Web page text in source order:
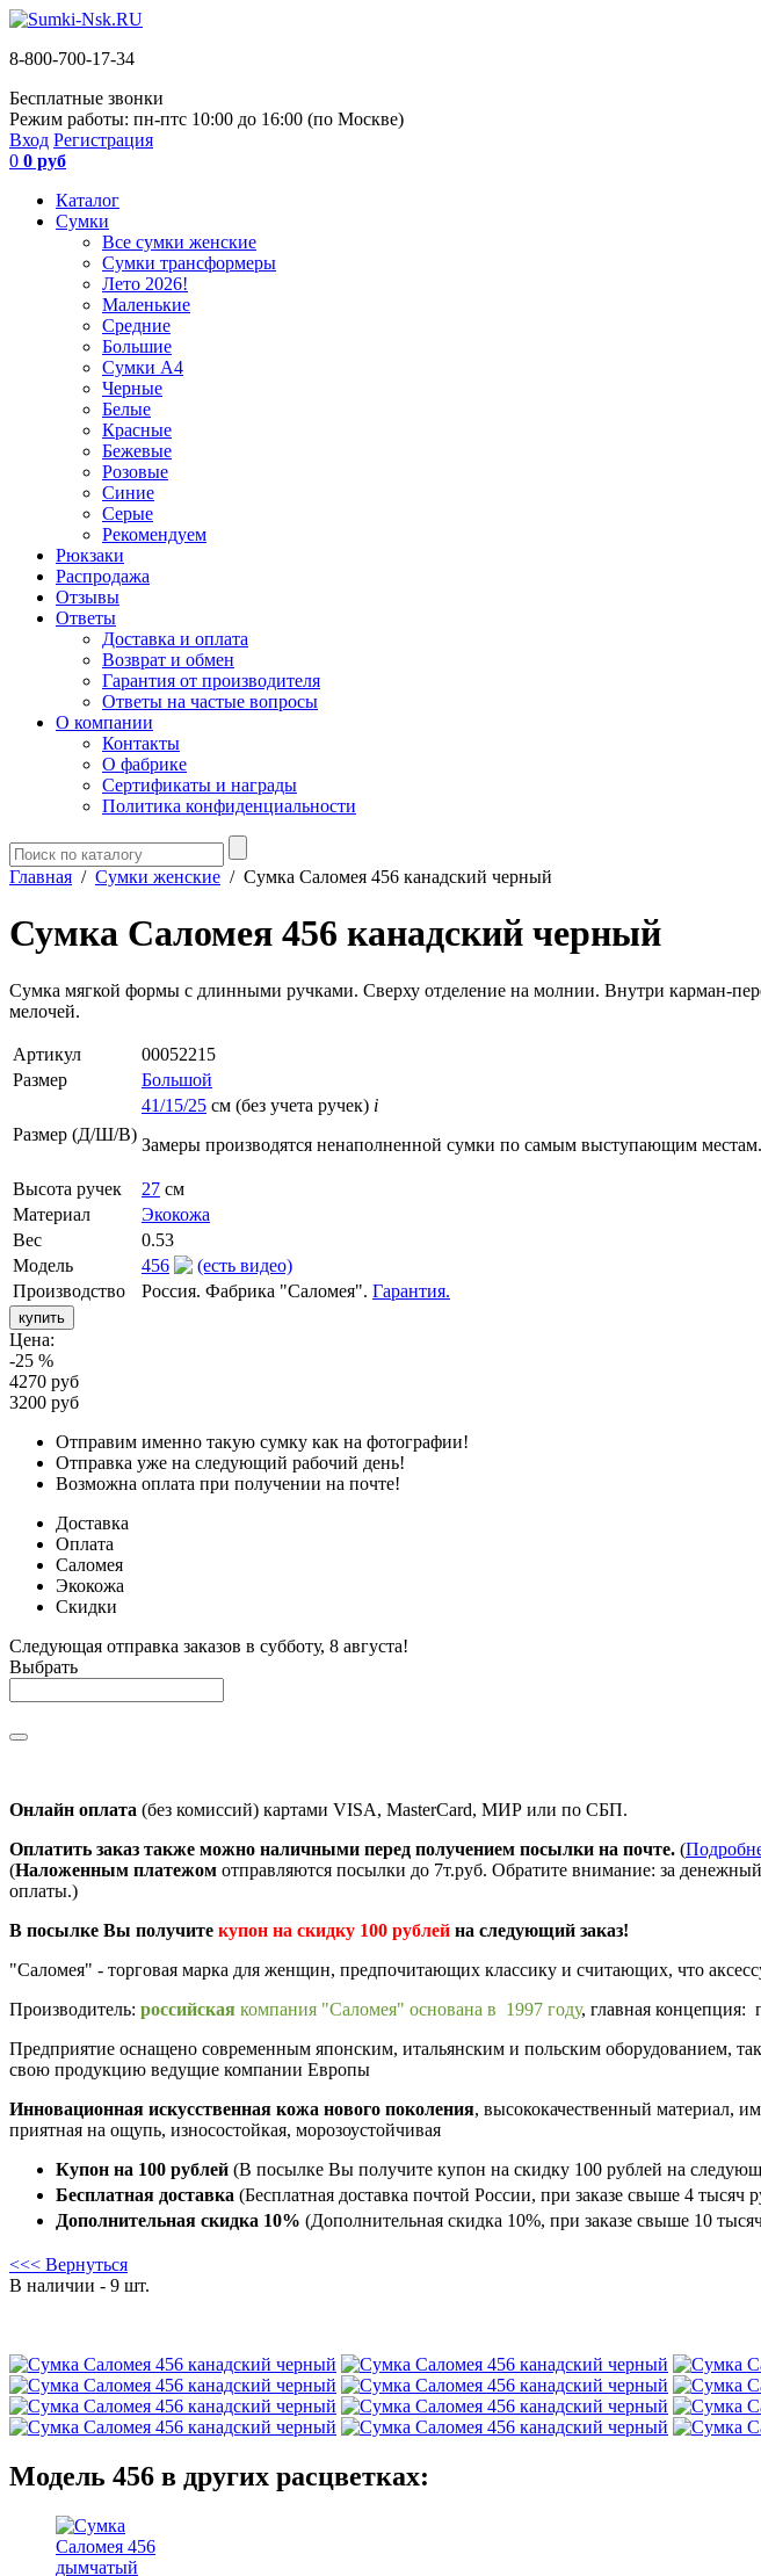
8-800-700-17-34
Бесплатные звонки
Режим работы: пн-птс 10:00 до 16:00 (по Москве)
Вход Регистрация
0 0 руб
Каталог
Сумки
Все сумки женские
Сумки трансформеры
Лето 2026!
Маленькие
Средние
Большие
Сумки А4
Черные
Белые
Красные
Бежевые
Розовые
Синие
Серые
Рекомендуем
Рюкзаки
Распродажа
Отзывы
Ответы
Доставка и оплата
Возврат и обмен
Гарантия от производителя
Ответы на частые вопросы
О компании
Контакты
О фабрике
Сертификаты и награды
Политика конфиденциальности
Главная / Сумки женские / Сумка Саломея 456 канадский черный
Сумка Саломея 456 канадский черный
Сумка мягкой формы с длинными ручками. Сверху отделение на молнии. Внутри карман-
мелочей.
Артикул
00052215
Размер
Большой
Размер (Д/Ш/В)
41/15/25 см (без учета ручек) i
Замеры производятся ненаполненной сумки по самым выступающим местам.
Высота ручек 27 см
Материал
Экокожа
Вес
0.53
Модель
456
(есть видео)
Производство
Россия. Фабрика "Саломея". Гарантия.
Цена:
-25 %
4270 руб
3200 руб
Отправим именно такую сумку как на фотографии!
Отправка уже на следующий рабочий день!
Возможна оплата при получении на почте!
Доставка
Оплата
Саломея
Экокожа
Скидки
Следующая отправка заказов в субботу, 8 августа!
Выбрать
Онлайн оплата (без комиссий) картами VISA, MasterCard, МИР или по СБП.
Оплатить заказ также можно наличными перед получением посылки на почте. (
(Наложенным платежом отправляются посылки до 7т.руб. Обратите внимание: за
оплаты.)
В посылке Вы получите купон на скидку 100 рублей на следующий заказ!
"Саломея" - торговая марка для женщин, предпочитающих классику и считающих, что
Производитель: российская компания "Саломея" основана в 1997 году, главная концепция:
Предприятие оснащено современным японским, итальянским и польским оборудованием,
свою продукцию ведущие компании Европы
Инновационная искусственная кожа нового поколения, высококачественный материал,
приятная на ощупь, износостойкая, морозоустойчивая
Купон на 100 рублей (В посылке Вы получите купон на скидку 100 рублей на
Бесплатная доставка (Бесплатная доставка почтой России, при заказе свыше 4 тысяч
Дополнительная скидка 10% (Дополнительная скидка 10%, при заказе свыше 10
<<< Вернуться
В наличии - 9 шт.
Модель 456 в других расцветках: